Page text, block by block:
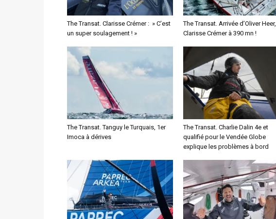
The Transat. Clarisse Crémer : » C’est
un super soulagement ! »
The Transat. Arrivée d’Oliver Heer,
Clarisse Crémer à 390 mn !
The Transat. Tanguy le Turquais, 1er
Imoca à dérives
The Transat. Charlie Dalin 4e et
qualifié pour le Vendée Globe
explique les problèmes à bord